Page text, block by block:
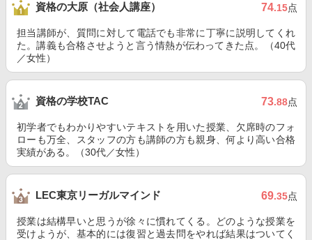
資格の大原（社会人講座） 74.15点
担当講師が、質問に対して電話でも非常に丁寧に説明してくれ
た。講義も合格させようと言う情熱が伝わってきた点。（40代
／女性）
資格の学校TAC 73.88点
初学者でもわかりやすいテキストを用いた授業、欠席時のフォ
ローも万全、スタッフの方も講師の方も親身、何より高い合格
実績がある。（30代／女性）
LEC東京リーガルマインド 69.35点
授業は結構早いと思うが徐々に慣れてくる。どのような授業を
受けようが、基本的には復習と過去問をやれば結果はついてく